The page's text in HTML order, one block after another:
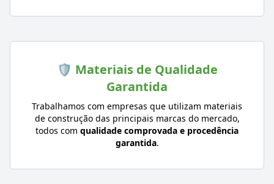
🛡️ Materiais de Qualidade
Garantida
Trabalhamos com empresas que utilizam materiais
de construção das principais marcas do mercado,
todos com qualidade comprovada e procedência
garantida.